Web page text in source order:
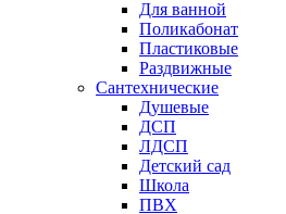
Для ванной
Поликабонат
Пластиковые
Раздвижные
Сантехнические
Душевые
ДСП
ЛДСП
Детский сад
Школа
ПВХ